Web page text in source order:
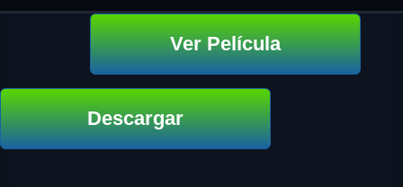
Ver Película
Descargar